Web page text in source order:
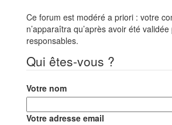
Ce forum est modéré a priori : votre
n’apparaîtra qu’après avoir été
responsables.
Qui êtes-vous ?
Votre nom
Votre adresse email